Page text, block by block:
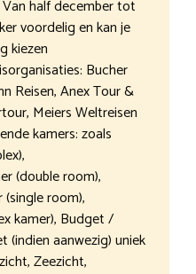
half december tot
voordelig en kan je
kiezen
Bucher
Reisen, Anex Tour &
Meiers Weltreisen
kamers: zoals
(double room),
room),
kamer), Budget /
(indien aanwezig) uniek
Zeezicht,